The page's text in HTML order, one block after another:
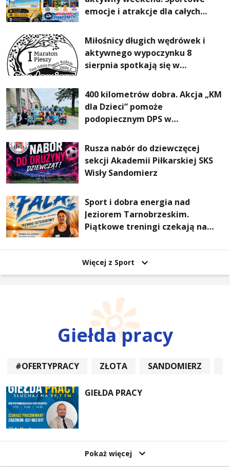
emocje i atrakcje dla całych
Miłośnicy długich wędrówek i
aktywnego wypoczynku 8
sierpnia spotkają się w
Pieszym „Tam Gdzie Pieprz
Rośnie”
400 kilometrów dobra. Akcja „KM
dla Dzieci” pomoże
podopiecznym DPS w
Rusza nabór do dziewczęcej
sekcji Akademii Piłkarskiej SKS
Wisły Sandomierz
Sport i dobra energia nad
Jeziorem Tarnobrzeskim.
Piątkowe treningi czekają na
Więcej z Sport
Giełda pracy
#OFERTYPRACY ZŁOTA SANDOMIERZ
GIEŁDA PRACY
Pokaż więcej